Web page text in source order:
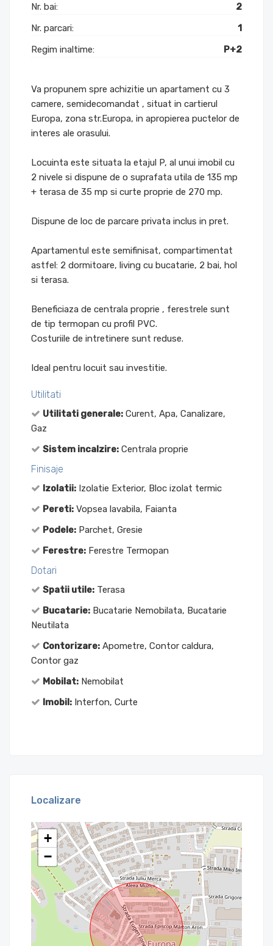
Nr. bai:
2
Nr. parcari:
1
Regim inaltime:
P+2
Va propunem spre achizitie un apartament cu 3
camere, semidecomandat , situat in cartierul
Europa, zona str.Europa, in apropierea puctelor de
interes ale orasului.
Locuinta este situata la etajul P, al unui imobil cu
2 nivele si dispune de o suprafata utila de 135 mp
+ terasa de 35 mp si curte proprie de 270 mp.
Dispune de loc de parcare privata inclus in pret.
Apartamentul este semifinisat, compartimentat
astfel: 2 dormitoare, living cu bucatarie, 2 bai, hol
si terasa.
Beneficiaza de centrala proprie , ferestrele sunt
de tip termopan cu profil PVC.
Costuriile de intretinere sunt reduse.
Ideal pentru locuit sau investitie.
Utilitati
Utilitati generale: Curent, Apa, Canalizare,
Gaz
Sistem incalzire: Centrala proprie
Finisaje
Izolatii: Izolatie Exterior, Bloc izolat termic
Pereti: Vopsea lavabila, Faianta
Podele: Parchet, Gresie
Ferestre: Ferestre Termopan
Dotari
Spatii utile: Terasa
Bucatarie: Bucatarie Nemobilata, Bucatarie
Neutilata
Contorizare: Apometre, Contor caldura,
Contor gaz
Mobilat: Nemobilat
Imobil: Interfon, Curte
Localizare
+
−